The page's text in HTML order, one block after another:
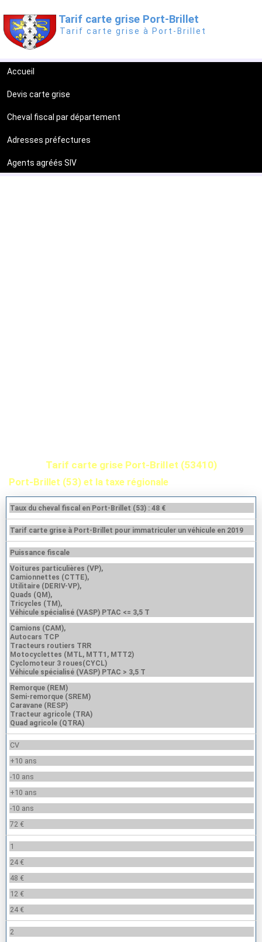
Tarif carte grise Port-Brillet
Tarif carte grise à Port-Brillet
Accueil
Devis carte grise
Cheval fiscal par département
Adresses préfectures
Agents agréés SIV
Tarif carte grise Port-Brillet (53410)
Port-Brillet (53) et la taxe régionale
Taux du cheval fiscal en Port-Brillet (53) : 48 €
Tarif carte grise à Port-Brillet pour immatriculer un véhicule en 2019
Puissance fiscale
Voitures particulières (VP),
Camionnettes (CTTE),
Utilitaire (DERIV-VP),
Quads (QM),
Tricycles (TM),
Véhicule spécialisé (VASP) PTAC <= 3,5 T
Camions (CAM),
Autocars TCP
Tracteurs routiers TRR
Motocyclettes (MTL, MTT1, MTT2)
Cyclomoteur 3 roues(CYCL)
Véhicule spécialisé (VASP) PTAC > 3,5 T
Remorque (REM)
Semi-remorque (SREM)
Caravane (RESP)
Tracteur agricole (TRA)
Quad agricole (QTRA)
CV
+10 ans
-10 ans
+10 ans
-10 ans
72 €
1
24 €
48 €
12 €
24 €
2